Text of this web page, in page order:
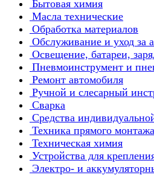
Бытовая химия
Масла технические
Обработка материалов
Обслуживание и уход за
Освещение, батареи,
Пневмоинструмент и
Ремонт автомобиля
Ручной и слесарный
Сварка
Средства
Техника прямого монтажа
Техническая химия
Устройства для
Электро- и